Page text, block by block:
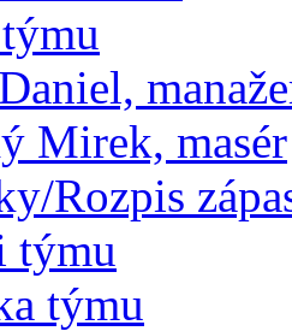
Mirek, masér
Rozpis
týmu
týmu